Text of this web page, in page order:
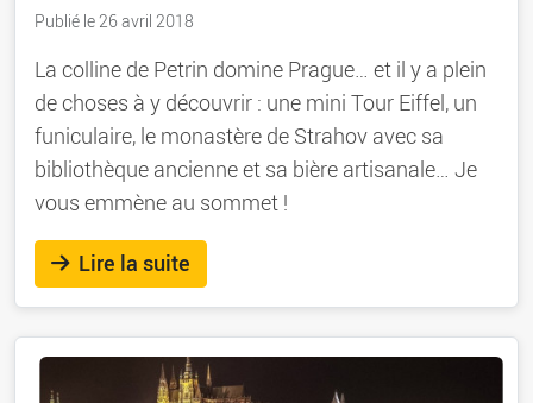
Publié le 26 avril 2018
La colline de Petrin domine Prague… et il y a plein
de choses à y découvrir : une mini Tour Eiffel, un
funiculaire, le monastère de Strahov avec sa
bibliothèque ancienne et sa bière artisanale… Je
vous emmène au sommet !
Lire la suite